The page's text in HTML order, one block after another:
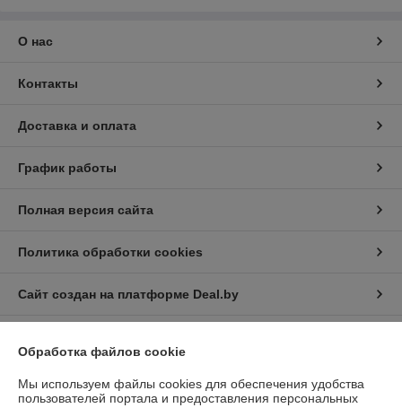
О нас
Контакты
Доставка и оплата
График работы
Полная версия сайта
Политика обработки cookies
Сайт создан на платформе Deal.by
Обработка файлов cookie
Мы используем файлы cookies для обеспечения удобства
пользователей портала и предоставления персональных